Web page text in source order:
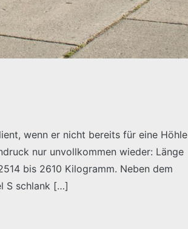
wenn er nicht bereits für eine Höhle
nur unvollkommen wieder: Länge
bis 2610 Kilogramm. Neben dem
S schlank […]